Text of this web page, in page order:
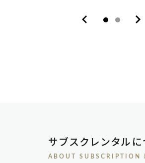
サブスクレンタルに
ABOUT SUBSCRIPTION